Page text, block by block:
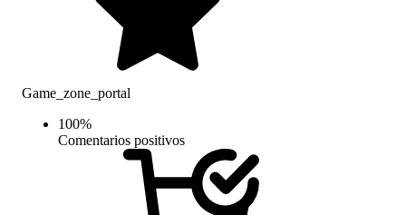
Game_zone_portal
100%
Comentarios positivos